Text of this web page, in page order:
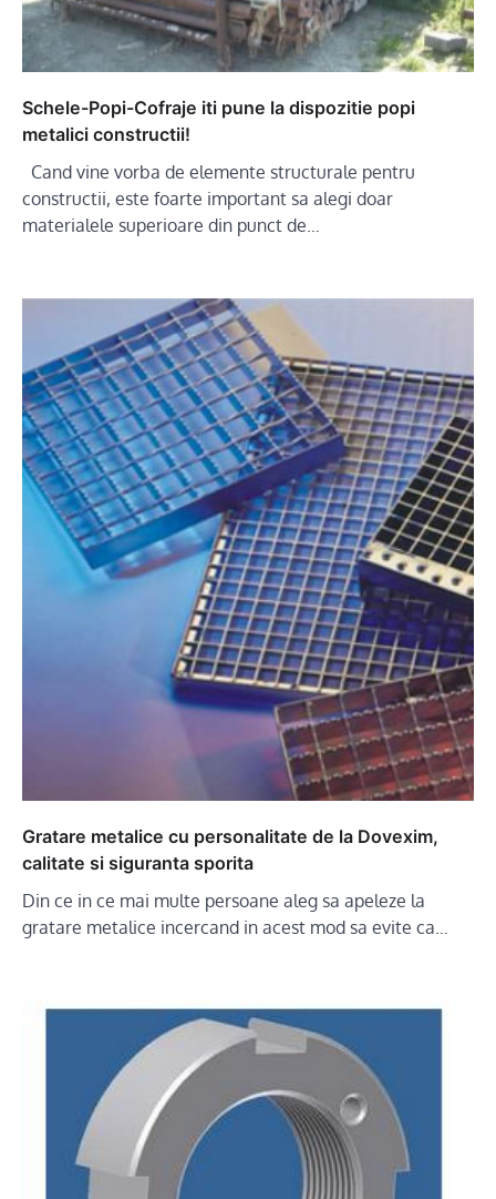
Schele-Popi-Cofraje iti pune la dispozitie popi
metalici constructii!
Cand vine vorba de elemente structurale pentru
constructii, este foarte important sa alegi doar
materialele superioare din punct de…
Gratare metalice cu personalitate de la Dovexim,
calitate si siguranta sporita
Din ce in ce mai multe persoane aleg sa apeleze la
gratare metalice incercand in acest mod sa evite ca…